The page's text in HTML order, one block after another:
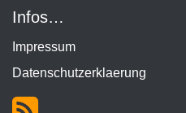
Infos…
Impressum
Datenschutzerklaerung